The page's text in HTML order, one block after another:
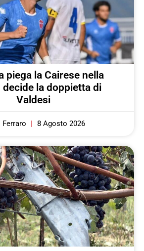
piega la Cairese nella
decide la doppietta di
Valdesi
Ferraro 8 Agosto 2026